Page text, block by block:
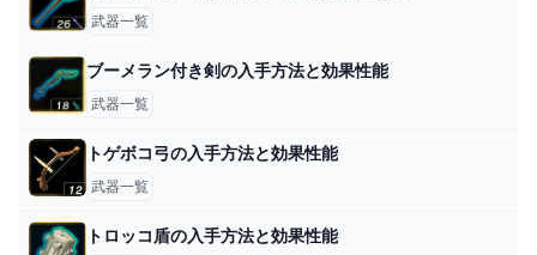
武器一覧
ブーメラン付き剣の入手方法と効果性能
武器一覧
トゲボコ弓の入手方法と効果性能
武器一覧
トロッコ盾の入手方法と効果性能